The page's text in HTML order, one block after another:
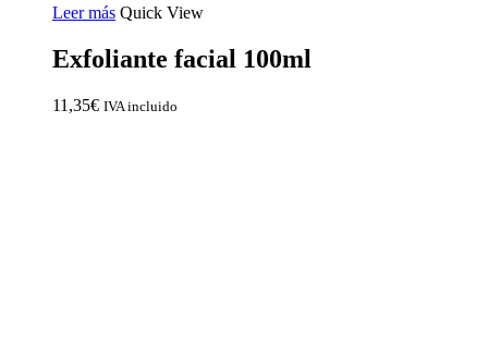
Leer más Quick View
Exfoliante facial 100ml
11,35€ IVA incluido